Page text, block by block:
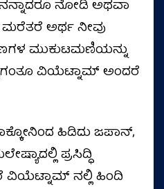
ನೋಡಿ ಅಥವಾ
ಅರ್ಥ ನೀವು
ಮುಕುಟಮಣಿಯನ್ನು
ವಿಯೆಟ್ನಾಮ್ ಅಂದರೆ
ಹಿಡಿದು ಜಪಾನ್,
ಪ್ರಸಿದ್ಧಿ
ವಿಯೆಟ್ನಾಮ್ ನಲ್ಲಿ ಹಿಂದಿ